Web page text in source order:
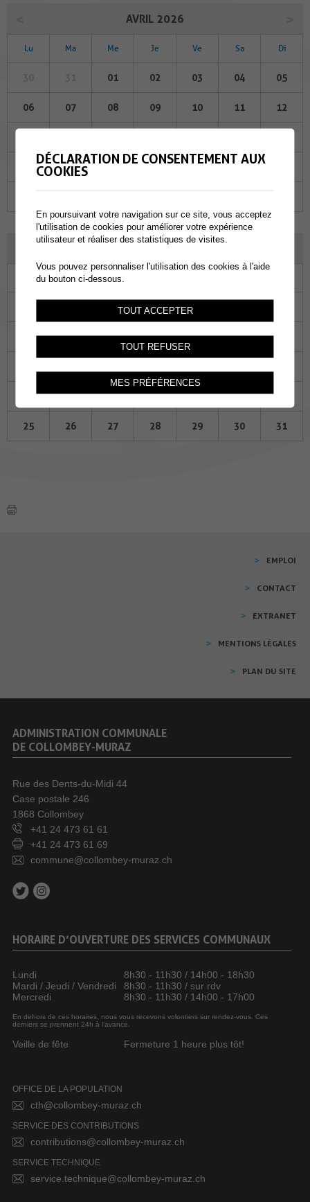
AVRIL 2026
Lu Ma Me Je Ve Sa Di
01 02 03 04 05
06 07 08 09 10 11 12
21 22 23 24 25
MAI 2026
Ma Me
29 30 01
05 06 07 08 09
19 20 21 22 23
25 26 27 28 29 30 31
EMPLOI
CONTACT
EXTRANET
MENTIONS LÉGALES
PLAN DU SITE
ADMINISTRATION COMMUNALE
DE COLLOMBEY-MURAZ
Rue des Dents-du-Midi 44
Case postale 246
1868 Collombey
+41 24 473 61 61
+41 24 473 61 69
commune@collombey-muraz.ch
HORAIRE D’OUVERTURE DES SERVICES COMMUNAUX
Lundi
8h30 - 11h30 / 14h00 - 18h30
Mardi / Jeudi / Vendredi
8h30 - 11h30 / sur rdv
Mercredi
8h30 - 11h30 / 14h00 - 17h00
En dehors de ces horaires, nous vous recevons volontiers sur rendez-vous. Ces
derniers se prennent 24h à l’avance.
Veille de fête Fermeture 1 heure plus tôt!
OFFICE DE LA POPULATION
cth@collombey-muraz.ch
SERVICE DES CONTRIBUTIONS
contributions@collombey-muraz.ch
SERVICE TECHNIQUE
service.technique@collombey-muraz.ch
DÉCLARATION DE CONSENTEMENT AUX
COOKIES
En poursuivant votre navigation sur ce site, vous acceptez
l'utilisation de cookies pour améliorer votre expérience
utilisateur et réaliser des statistiques de visites.
Vous pouvez personnaliser l'utilisation des cookies à l'aide
du bouton ci-dessous.
TOUT ACCEPTER
TOUT REFUSER
MES PRÉFÉRENCES